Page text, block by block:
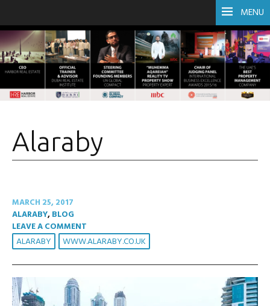
MENU
Alaraby
MARCH 25, 2017
ALARABY,BLOG
LEAVE A COMMENT
ALARABY WWW.ALARABY.CO.UK